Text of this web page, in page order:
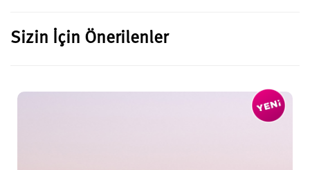
Sizin İçin Önerilenler